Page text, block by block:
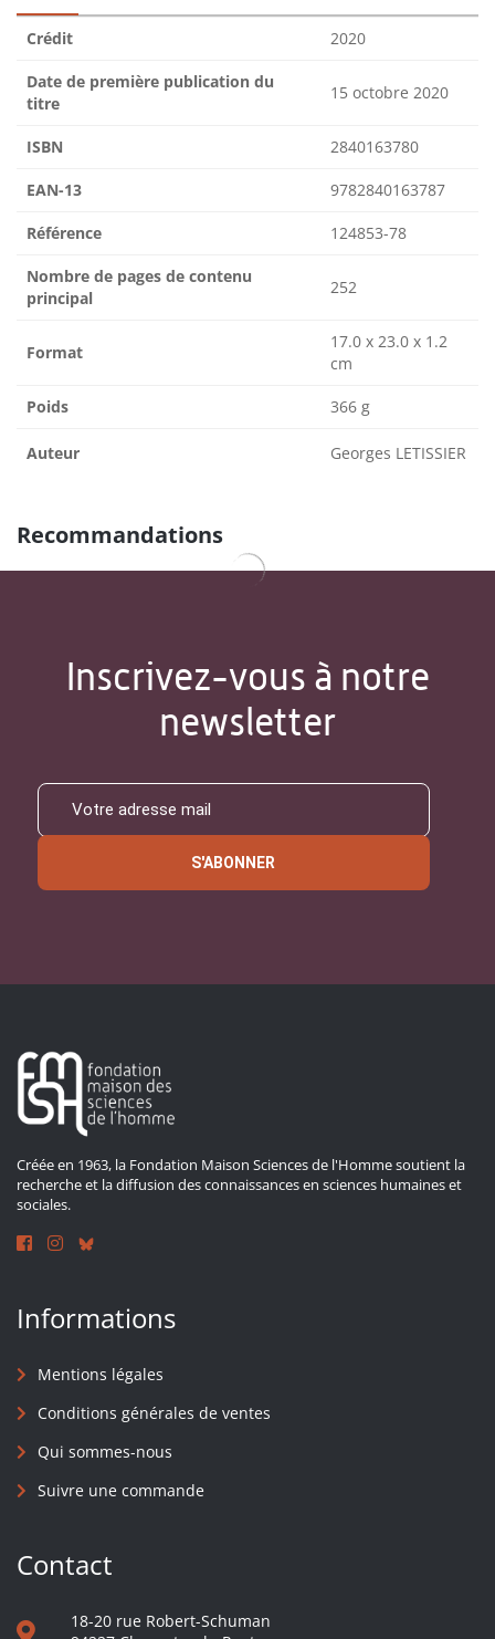
Crédit 2020
Date de première publication du
titre
15 octobre 2020
ISBN 2840163780
EAN-13 9782840163787
Référence 124853-78
Nombre de pages de contenu
principal
252
Format
17.0 x 23.0 x 1.2
cm
Poids 366 g
Auteur Georges LETISSIER
Recommandations
Inscrivez-vous à notre
newsletter
S'ABONNER
Créée en 1963, la Fondation Maison Sciences de l'Homme soutient la
recherche et la diffusion des connaissances en sciences humaines et
sociales.
Informations
Mentions légales
Conditions générales de ventes
Qui sommes-nous
Suivre une commande
Contact
18-20 rue Robert-Schuman